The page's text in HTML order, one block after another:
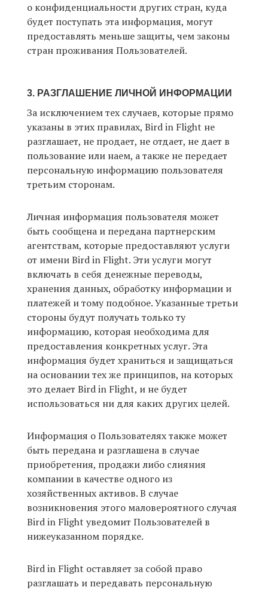
о конфиденциальности других стран, куда
будет поступать эта информация, могут
предоставлять меньше защиты, чем законы
стран проживания Пользователей.
3. РАЗГЛАШЕНИЕ ЛИЧНОЙ ИНФОРМАЦИИ
За исключением тех случаев, которые прямо
указаны в этих правилах, Bird in Flight не
разглашает, не продает, не отдает, не дает в
пользование или наем, а также не передает
персональную информацию пользователя
третьим сторонам.
Личная информация пользователя может
быть сообщена и передана партнерским
агентствам, которые предоставляют услуги
от имени Bird in Flight. Эти услуги могут
включать в себя денежные переводы,
хранения данных, обработку информации и
платежей и тому подобное. Указанные третьи
стороны будут получать только ту
информацию, которая необходима для
предоставления конкретных услуг. Эта
информация будет храниться и защищаться
на основании тех же принципов, на которых
это делает Bird in Flight, и не будет
использоваться ни для каких других целей.
Информация о Пользователях также может
быть передана и разглашена в случае
приобретения, продажи либо слияния
компании в качестве одного из
хозяйственных активов. В случае
возникновения этого маловероятного случая
Bird in Flight уведомит Пользователей в
нижеуказанном порядке.
Bird in Flight оставляет за собой право
разглашать и передавать персональную